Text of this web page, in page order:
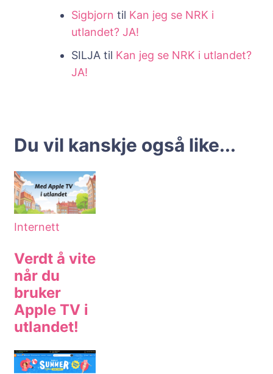
Sigbjorn til Kan jeg se NRK i
utlandet? JA!
SILJA til Kan jeg se NRK i utlandet?
JA!
Du vil kanskje også like...
Internett
Verdt å vite
når du
bruker
Apple TV i
utlandet!